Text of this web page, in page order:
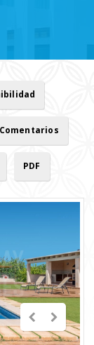
Comentarios
PDF